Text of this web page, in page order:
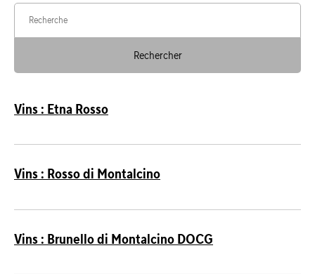
Rechercher
Vins : Etna Rosso
Vins : Rosso di Montalcino
Vins : Brunello di Montalcino DOCG